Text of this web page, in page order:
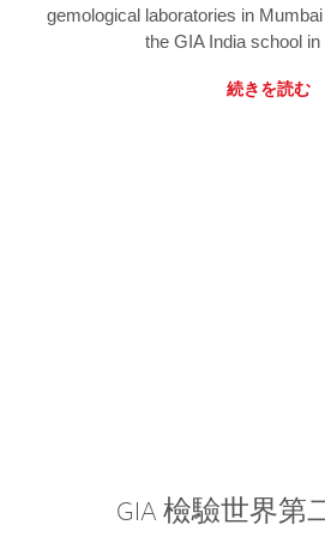
gemological laboratories in
the GIA India school
続きを読む
GIA 檢驗世界第